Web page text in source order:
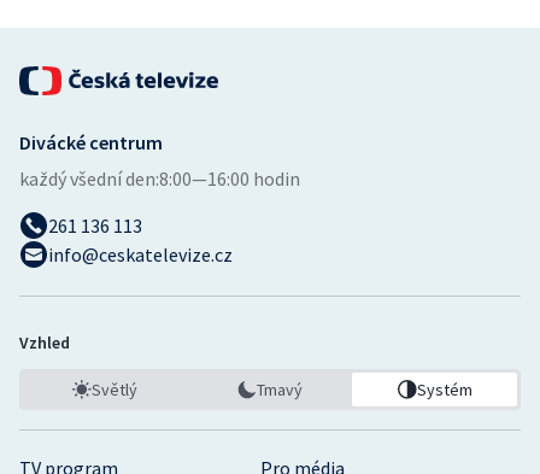
Veslování
Volejbal
Ostatní
TV program Pro média
Divácké centrum
každý všední den:8:00—16:00 hodin
261 136 113
info@ceskatelevize.cz
Vzhled
Světlý Tmavý Systém